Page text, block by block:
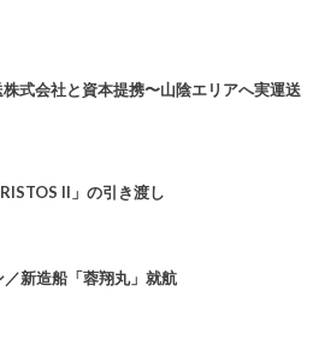
式会社と資本提携〜山陰エリアへ実運送
II」の引き渡し
新造船「蓉翔丸」就航